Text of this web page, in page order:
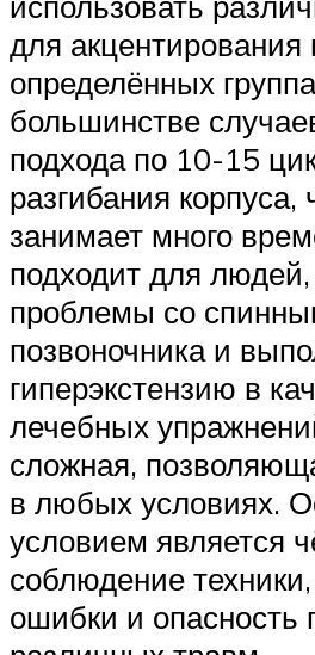
для акцентирования
определённых
большинстве
подхода по 10-15
разгибания корпуса,
занимает много
подходит для
проблемы со
позвоночника и
гиперэкстензию в
лечебных
сложная,
в любых условиях.
условием является
соблюдение
ошибки и опасность